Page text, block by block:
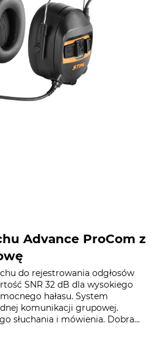
Advance ProCom z
do rejestrowania odgłosów
SNR 32 dB dla wysokiego
hałasu. System
komunikacji grupowej.
słuchania i mówienia. Dobra...